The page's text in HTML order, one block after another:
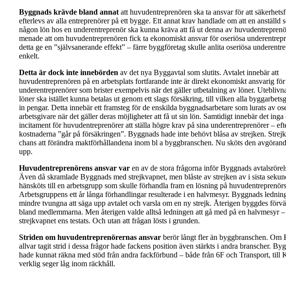
Byggnads krävde bland annat att huvudentreprenören ska ta ansvar för att
efterlevs av alla entreprenörer på ett bygge. Ett annat krav handlade om att en anställd
någon lön hos en underentreprenör ska kunna kräva att få ut denna av
menade att om huvudentreprenören fick ta ekonomiskt ansvar för oseriösa
detta ge en ”självsanerande effekt” – färre byggföretag skulle anlita oseriösa
enkelt.
Detta är dock inte innebörden av det nya Byggavtal som slutits. Avtalet innebär att
huvudentreprenören på en arbetsplats fortfarande inte är direkt ekonomiskt ansvarig för
underentreprenörer som brister exempelvis när det gäller utbetalning av löner.
löner ska istället kunna betalas ut genom ett slags försäkring, till vilken alla
in pengar. Detta innebär ett framsteg för de enskilda byggnadsarbetare som lurats av
arbetsgivare när det gäller deras möjligheter att få ut sin lön. Samtidigt innebär det
incitament för huvudentreprenörer att ställa högre krav på sina underentreprenörer –
kostnaderna ”går på försäkringen”. Byggnads hade inte behövt blåsa av strejken.
chans att förändra maktförhållandena inom bl a byggbranschen. Nu sköts den
upp.
Huvudentreprenörens ansvar var en av de stora frågorna inför Byggnads
Även då skramlade Byggnads med strejkvapnet, men blåste av strejken av i sista
hänsköts till en arbetsgrupp som skulle förhandla fram en lösning på
Arbetsgruppens ett år långa förhandlingar resulterade i en halvmesyr. Byggnads
mindre tvungna att säga upp avtalet och varsla om en ny strejk. Återigen byggdes
bland medlemmarna. Men återigen valde alltså ledningen att gå med på en halvmesyr
strejkvapnet ens testats. Och utan att frågan lösts i grunden.
Striden om huvudentreprenörernas ansvar berör långt fler än byggbranschen. Om
allvar tagit strid i dessa frågor hade fackens position även stärkts i andra branscher.
hade kunnat räkna med stöd från andra fackförbund – både från 6F och Transport, till
verklig seger låg inom räckhåll.